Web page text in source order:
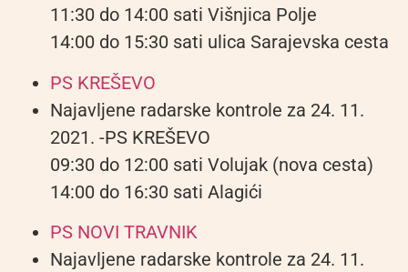
11:30 do 14:00 sati Višnjica Polje
14:00 do 15:30 sati ulica Sarajevska cesta
PS KREŠEVO
Najavljene radarske kontrole za 24. 11.
2021. -PS KREŠEVO
09:30 do 12:00 sati Volujak (nova cesta)
14:00 do 16:30 sati Alagići
PS NOVI TRAVNIK
Najavljene radarske kontrole za 24. 11.